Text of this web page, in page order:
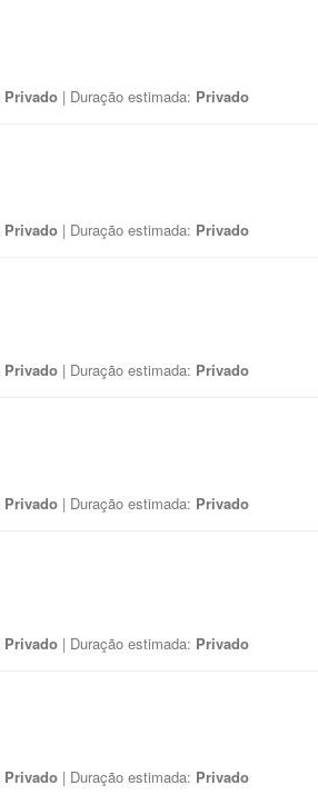
Privado | Duração estimada: Privado
Privado | Duração estimada: Privado
Privado | Duração estimada: Privado
Privado | Duração estimada: Privado
Privado | Duração estimada: Privado
Privado | Duração estimada: Privado